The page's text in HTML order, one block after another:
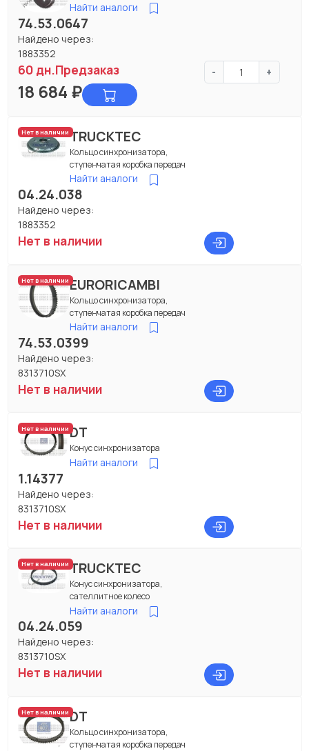
Найти аналоги
74.53.0647
Найдено через:
1883352
60 дн.Предзаказ - +
18 684 ₽
Нет в наличииTRUCKTEC
Кольцо синхронизатора,
ступенчатая коробка передач
Найти аналоги
04.24.038
Найдено через:
1883352
Нет в наличии
Нет в наличииEURORICAMBI
Кольцо синхронизатора,
ступенчатая коробка передач
Найти аналоги
74.53.0399
Найдено через:
8313710SX
Нет в наличии
Нет в наличииDT
Конус синхронизатора
Найти аналоги
1.14377
Найдено через:
8313710SX
Нет в наличии
Нет в наличииTRUCKTEC
Конус синхронизатора,
сателлитное колесо
Найти аналоги
04.24.059
Найдено через:
8313710SX
Нет в наличии
Нет в наличииDT
Кольцо синхронизатора,
ступенчатая коробка передач